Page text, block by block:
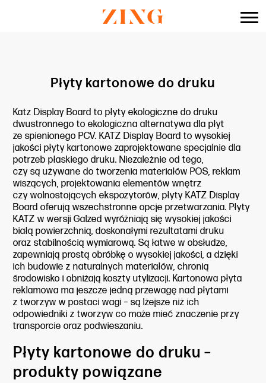
Płyty kartonowe do druku
Katz Display Board to płyty ekologiczne do druku
dwustronnego to ekologiczna alternatywa dla płyt
ze spienionego PCV. KATZ Display Board to wysokiej
jakości płyty kartonowe zaprojektowane specjalnie dla
potrzeb płaskiego druku. Niezależnie od tego,
czy są używane do tworzenia materiałów POS, reklam
wiszących, projektowania elementów wnętrz
czy wolnostojących ekspozytorów, płyty KATZ Display
Board oferują wszechstronne opcje przetwarzania. Płyty
KATZ w wersji Galzed wyróżniają się wysokiej jakości
białą powierzchnią, doskonałymi rezultatami druku
oraz stabilnością wymiarową. Są łatwe w obsłudze,
zapewniają prostą obróbkę o wysokiej jakości, a dzięki
ich budowie z naturalnych materiałów, chronią
środowisko i obniżają koszty utylizacji. Kartonowa płyta
reklamowa ma jeszcze jedną przewagę nad płytami
z tworzyw w postaci wagi – są lżejsze niż ich
odpowiedniki z tworzyw co może mieć znaczenie przy
transporcie oraz podwieszaniu.
Płyty kartonowe do druku –
produkty powiązane